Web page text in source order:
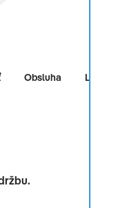
Obsluha